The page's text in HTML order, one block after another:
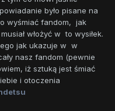
było pisane na
wyśmiać fandom, jak
włożyć w to wysiłek.
jak ukazuje w w
nasz fandom (pewnie
iż sztuką jest śmiać
i otoczenia